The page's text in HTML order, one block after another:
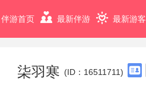
伴游首页 最新伴游 最新游客
柒羽寒 (ID：16511711)